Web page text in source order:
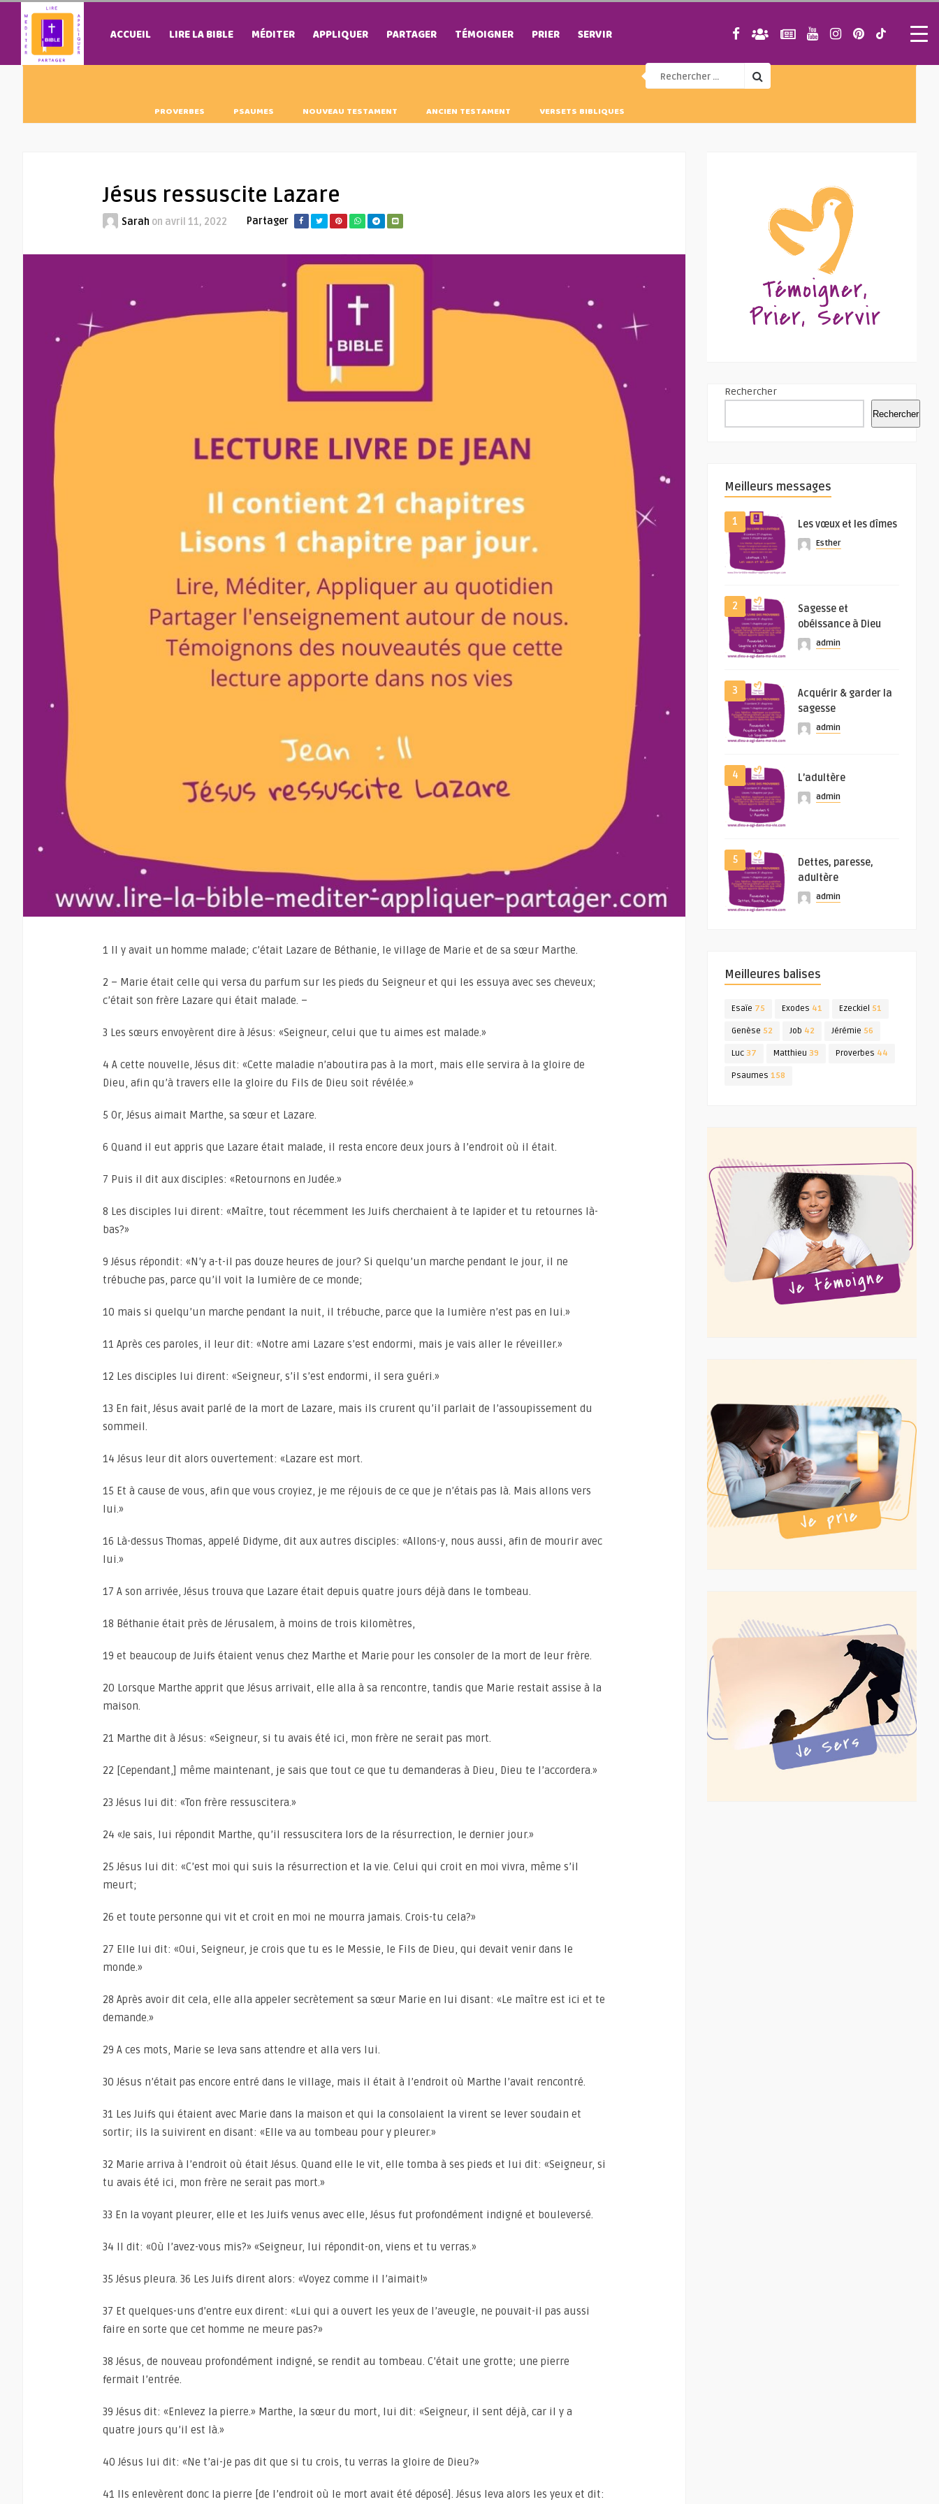
ACCUEIL LIRE LA BIBLE MÉDITER APPLIQUER PARTAGER TÉMOIGNER PRIER SERVIR
PROVERBES PSAUMES NOUVEAU TESTAMENT ANCIEN TESTAMENT VERSETS BIBLIQUES
Jésus ressuscite Lazare
Sarah on avril 11, 2022 Partager
1 Il y avait un homme malade; c’était Lazare de Béthanie, le village de Marie et de sa sœur Marthe.
2 – Marie était celle qui versa du parfum sur les pieds du Seigneur et qui les essuya avec ses cheveux;
c’était son frère Lazare qui était malade. –
3 Les sœurs envoyèrent dire à Jésus: «Seigneur, celui que tu aimes est malade.»
4 A cette nouvelle, Jésus dit: «Cette maladie n’aboutira pas à la mort, mais elle servira à la gloire de
Dieu, afin qu’à travers elle la gloire du Fils de Dieu soit révélée.»
5 Or, Jésus aimait Marthe, sa sœur et Lazare.
6 Quand il eut appris que Lazare était malade, il resta encore deux jours à l’endroit où il était.
7 Puis il dit aux disciples: «Retournons en Judée.»
8 Les disciples lui dirent: «Maître, tout récemment les Juifs cherchaient à te lapider et tu retournes là-
bas?»
9 Jésus répondit: «N’y a-t-il pas douze heures de jour? Si quelqu’un marche pendant le jour, il ne
trébuche pas, parce qu’il voit la lumière de ce monde;
10 mais si quelqu’un marche pendant la nuit, il trébuche, parce que la lumière n’est pas en lui.»
11 Après ces paroles, il leur dit: «Notre ami Lazare s’est endormi, mais je vais aller le réveiller.»
12 Les disciples lui dirent: «Seigneur, s’il s’est endormi, il sera guéri.»
13 En fait, Jésus avait parlé de la mort de Lazare, mais ils crurent qu’il parlait de l’assoupissement du
sommeil.
14 Jésus leur dit alors ouvertement: «Lazare est mort.
15 Et à cause de vous, afin que vous croyiez, je me réjouis de ce que je n’étais pas là. Mais allons vers
lui.»
16 Là-dessus Thomas, appelé Didyme, dit aux autres disciples: «Allons-y, nous aussi, afin de mourir avec
lui.»
17 A son arrivée, Jésus trouva que Lazare était depuis quatre jours déjà dans le tombeau.
18 Béthanie était près de Jérusalem, à moins de trois kilomètres,
19 et beaucoup de Juifs étaient venus chez Marthe et Marie pour les consoler de la mort de leur frère.
20 Lorsque Marthe apprit que Jésus arrivait, elle alla à sa rencontre, tandis que Marie restait assise à la
maison.
21 Marthe dit à Jésus: «Seigneur, si tu avais été ici, mon frère ne serait pas mort.
22 [Cependant,] même maintenant, je sais que tout ce que tu demanderas à Dieu, Dieu te l’accordera.»
23 Jésus lui dit: «Ton frère ressuscitera.»
24 «Je sais, lui répondit Marthe, qu’il ressuscitera lors de la résurrection, le dernier jour.»
25 Jésus lui dit: «C’est moi qui suis la résurrection et la vie. Celui qui croit en moi vivra, même s’il
meurt;
26 et toute personne qui vit et croit en moi ne mourra jamais. Crois-tu cela?»
27 Elle lui dit: «Oui, Seigneur, je crois que tu es le Messie, le Fils de Dieu, qui devait venir dans le
monde.»
28 Après avoir dit cela, elle alla appeler secrètement sa sœur Marie en lui disant: «Le maître est ici et te
demande.»
29 A ces mots, Marie se leva sans attendre et alla vers lui.
30 Jésus n’était pas encore entré dans le village, mais il était à l’endroit où Marthe l’avait rencontré.
31 Les Juifs qui étaient avec Marie dans la maison et qui la consolaient la virent se lever soudain et
sortir; ils la suivirent en disant: «Elle va au tombeau pour y pleurer.»
32 Marie arriva à l’endroit où était Jésus. Quand elle le vit, elle tomba à ses pieds et lui dit: «Seigneur, si
tu avais été ici, mon frère ne serait pas mort.»
33 En la voyant pleurer, elle et les Juifs venus avec elle, Jésus fut profondément indigné et bouleversé.
34 Il dit: «Où l’avez-vous mis?» «Seigneur, lui répondit-on, viens et tu verras.»
35 Jésus pleura. 36 Les Juifs dirent alors: «Voyez comme il l’aimait!»
37 Et quelques-uns d’entre eux dirent: «Lui qui a ouvert les yeux de l’aveugle, ne pouvait-il pas aussi
faire en sorte que cet homme ne meure pas?»
38 Jésus, de nouveau profondément indigné, se rendit au tombeau. C’était une grotte; une pierre
fermait l’entrée.
39 Jésus dit: «Enlevez la pierre.» Marthe, la sœur du mort, lui dit: «Seigneur, il sent déjà, car il y a
quatre jours qu’il est là.»
40 Jésus lui dit: «Ne t’ai-je pas dit que si tu crois, tu verras la gloire de Dieu?»
41 Ils enlevèrent donc la pierre [de l’endroit où le mort avait été déposé]. Jésus leva alors les yeux et dit:
Rechercher
Rechercher
Meilleurs messages
1 Les vœux et les dîmes
Esther
2
Sagesse et
obéissance à Dieu
admin
3
Acquérir & garder la
sagesse
admin
4 L’adultère
admin
5
Dettes, paresse,
adultère
admin
Meilleures balises
Esaïe 75 Exodes 41 Ezeckiel 51
Genèse 52 Job 42 Jérémie 56
Luc 37 Matthieu 39 Proverbes 44
Psaumes 158